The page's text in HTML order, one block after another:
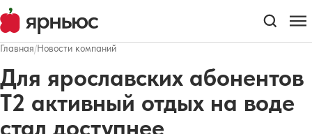
Главная/Новости компаний
Для ярославских абонентов
T2 активный отдых на воде
стал доступнее